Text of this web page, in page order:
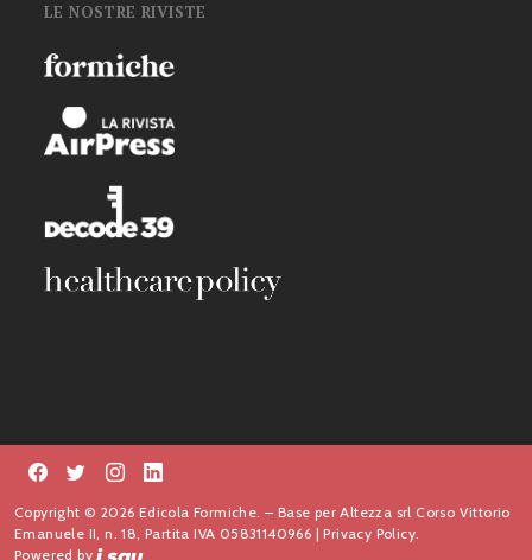
LE NOSTRE RIVISTE
Copyright © 2026 Edicola Formiche. – Base per Altezza srl Corso Vittorio
Emanuele II, n. 18, Partita IVA 05831140966 |Privacy Policy.
Powered by